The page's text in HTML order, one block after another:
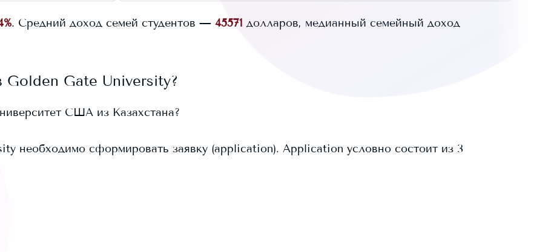
. Средний доход семей студентов — 45571 долларов, медианный семейный доход
Golden Gate University?
США из Казахстана?
необходимо сформировать заявку (application). Application условно состоит из 3